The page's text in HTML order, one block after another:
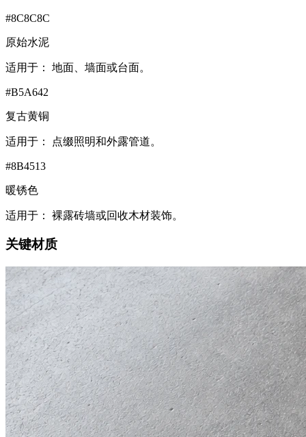
#8C8C8C
原始水泥
适用于： 地面、墙面或台面。
#B5A642
复古黄铜
适用于： 点缀照明和外露管道。
#8B4513
暖锈色
适用于： 裸露砖墙或回收木材装饰。
关键材质